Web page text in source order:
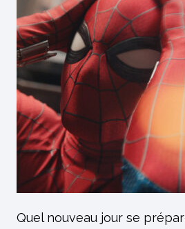
Quel nouveau jour se